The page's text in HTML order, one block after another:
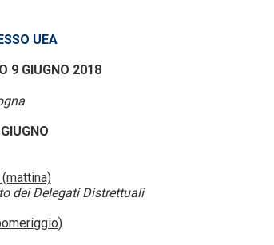
UEA
9 GIUGNO 2018
(mattina)
dei Delegati Distrettuali